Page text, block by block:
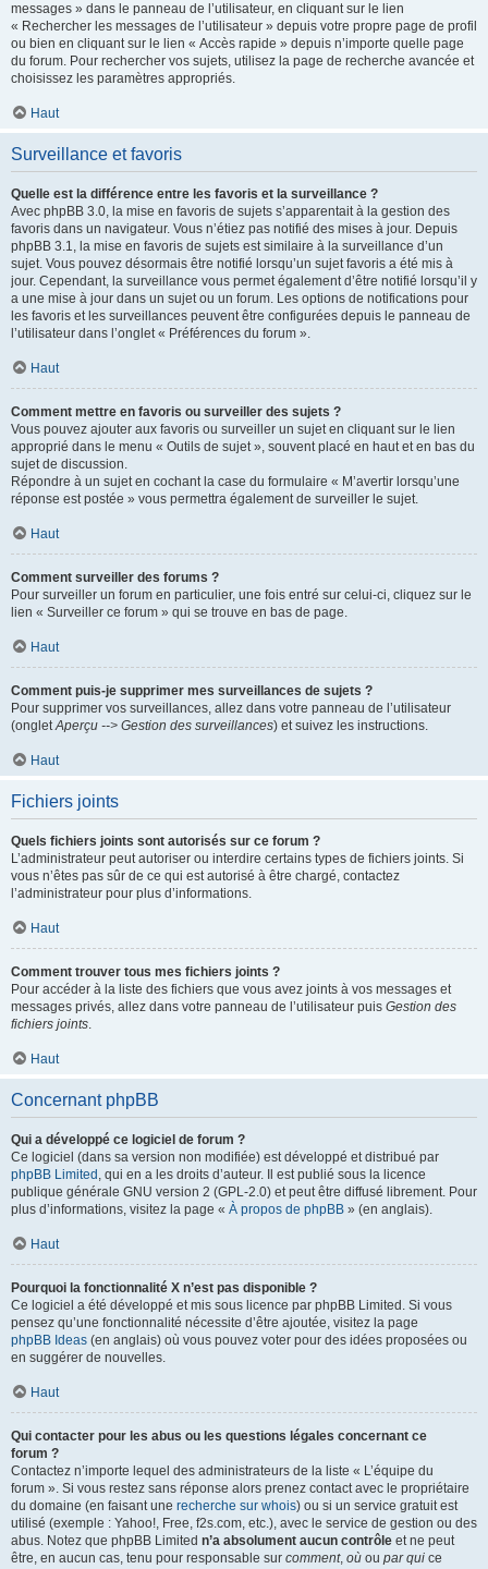
messages » dans le panneau de l’utilisateur, en cliquant sur le lien
« Rechercher les messages de l’utilisateur » depuis votre propre page de profil
ou bien en cliquant sur le lien « Accès rapide » depuis n’importe quelle page
du forum. Pour rechercher vos sujets, utilisez la page de recherche avancée et
choisissez les paramètres appropriés.
Haut
Surveillance et favoris
Quelle est la différence entre les favoris et la surveillance ?
Avec phpBB 3.0, la mise en favoris de sujets s’apparentait à la gestion des
favoris dans un navigateur. Vous n’étiez pas notifié des mises à jour. Depuis
phpBB 3.1, la mise en favoris de sujets est similaire à la surveillance d’un
sujet. Vous pouvez désormais être notifié lorsqu’un sujet favoris a été mis à
jour. Cependant, la surveillance vous permet également d’être notifié lorsqu’il y
a une mise à jour dans un sujet ou un forum. Les options de notifications pour
les favoris et les surveillances peuvent être configurées depuis le panneau de
l’utilisateur dans l’onglet « Préférences du forum ».
Haut
Comment mettre en favoris ou surveiller des sujets ?
Vous pouvez ajouter aux favoris ou surveiller un sujet en cliquant sur le lien
approprié dans le menu « Outils de sujet », souvent placé en haut et en bas du
sujet de discussion.
Répondre à un sujet en cochant la case du formulaire « M’avertir lorsqu’une
réponse est postée » vous permettra également de surveiller le sujet.
Haut
Comment surveiller des forums ?
Pour surveiller un forum en particulier, une fois entré sur celui-ci, cliquez sur le
lien « Surveiller ce forum » qui se trouve en bas de page.
Haut
Comment puis-je supprimer mes surveillances de sujets ?
Pour supprimer vos surveillances, allez dans votre panneau de l’utilisateur
(ongletAperçu --> Gestion des surveillances) et suivez les instructions.
Haut
Fichiers joints
Quels fichiers joints sont autorisés sur ce forum ?
L’administrateur peut autoriser ou interdire certains types de fichiers joints. Si
vous n’êtes pas sûr de ce qui est autorisé à être chargé, contactez
l’administrateur pour plus d’informations.
Haut
Comment trouver tous mes fichiers joints ?
Pour accéder à la liste des fichiers que vous avez joints à vos messages et
messages privés, allez dans votre panneau de l’utilisateur puis Gestion des
fichiers joints.
Haut
Concernant phpBB
Qui a développé ce logiciel de forum ?
Ce logiciel (dans sa version non modifiée) est développé et distribué par
phpBB Limited , qui en a les droits d’auteur. Il est publié sous la licence
publique générale GNU version 2 (GPL-2.0) et peut être diffusé librement. Pour
plus d’informations, visitez la page « À propos de phpBB » (en anglais).
Haut
Pourquoi la fonctionnalité X n’est pas disponible ?
Ce logiciel a été développé et mis sous licence par phpBB Limited. Si vous
pensez qu’une fonctionnalité nécessite d’être ajoutée, visitez la page
phpBB Ideas (en anglais) où vous pouvez voter pour des idées proposées ou
en suggérer de nouvelles.
Haut
Qui contacter pour les abus ou les questions légales concernant ce
forum ?
Contactez n’importe lequel des administrateurs de la liste « L’équipe du
forum ». Si vous restez sans réponse alors prenez contact avec le propriétaire
du domaine (en faisant une recherche sur whois) ou si un service gratuit est
utilisé (exemple : Yahoo!, Free, f2s.com, etc.), avec le service de gestion ou des
abus. Notez que phpBB Limited n’a absolument aucun contrôle et ne peut
être, en aucun cas, tenu pour responsable sur comment, où ou par qui ce